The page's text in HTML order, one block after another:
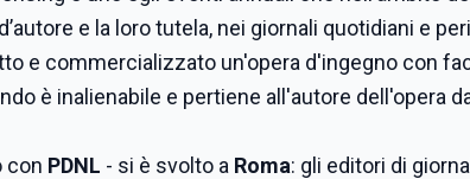
e la loro tutela, nei giornali quotidiani e
e commercializzato un'opera d'ingegno con
è inalienabile e pertiene all'autore dell'opera
con PDNL - si è svolto a Roma: gli editori di